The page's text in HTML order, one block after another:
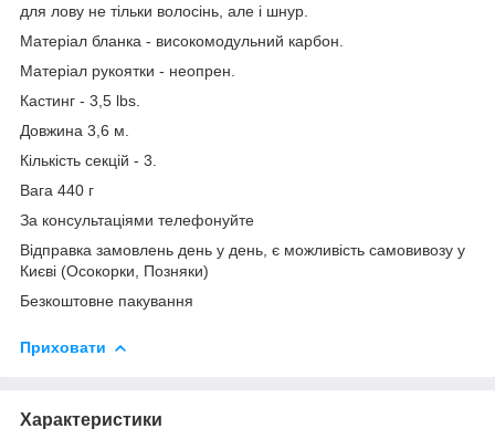
для лову не тільки волосінь, але і шнур.
Матеріал бланка - високомодульний карбон.
Матеріал рукоятки - неопрен.
Кастинг - 3,5 lbs.
Довжина 3,6 м.
Кількість секцій - 3.
Вага 440 г
За консультаціями телефонуйте
Відправка замовлень день у день, є можливість самовивозу у
Києві (Осокорки, Позняки)
Безкоштовне пакування
Приховати
Характеристики